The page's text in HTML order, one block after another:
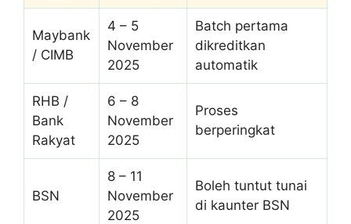
Maybank
/ CIMB
4 – 5
November
2025
Batch pertama
dikreditkan
automatik
RHB /
Bank
Rakyat
6 – 8
November
2025
Proses
berperingkat
BSN
8 – 11
November
2025
Boleh tuntut tunai
di kaunter BSN